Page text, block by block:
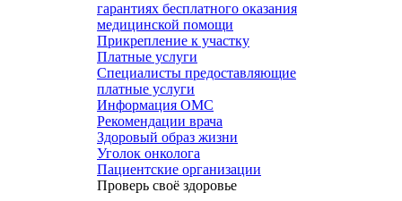
гарантиях бесплатного оказания
медицинской помощи
Прикрепление к участку
Платные услуги
Специалисты предоставляющие
платные услуги
Информация ОМС
Рекомендации врача
Здоровый образ жизни
Уголок онколога
Пациентские организации
Проверь своё здоровье